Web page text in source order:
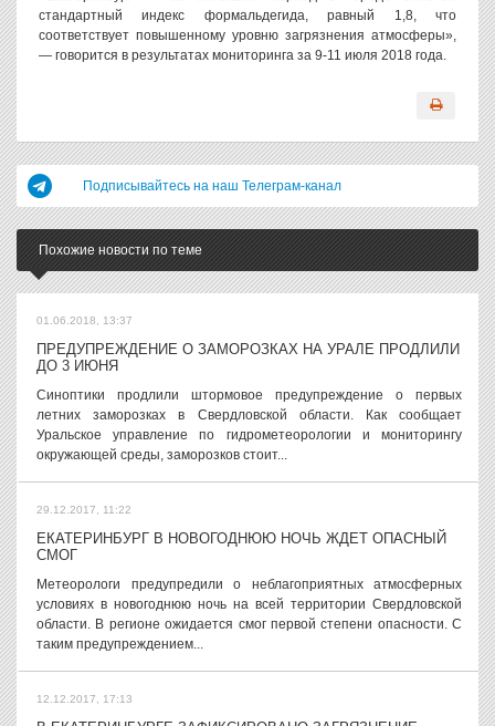
стандартный индекс формальдегида, равный 1,8, что
соответствует повышенному уровню загрязнения атмосферы»,
— говорится в результатах мониторинга за 9-11 июля 2018 года.
Подписывайтесь на наш Телеграм-канал
Похожие новости по теме
01.06.2018, 13:37
ПРЕДУПРЕЖДЕНИЕ О ЗАМОРОЗКАХ НА УРАЛЕ ПРОДЛИЛИ
ДО 3 ИЮНЯ
Синоптики продлили штормовое предупреждение о первых
летних заморозках в Свердловской области. Как сообщает
Уральское управление по гидрометеорологии и мониторингу
окружающей среды, заморозков стоит...
29.12.2017, 11:22
ЕКАТЕРИНБУРГ В НОВОГОДНЮЮ НОЧЬ ЖДЕТ ОПАСНЫЙ
СМОГ
Метеорологи предупредили о неблагоприятных атмосферных
условиях в новогоднюю ночь на всей территории Свердловской
области. В регионе ожидается смог первой степени опасности. С
таким предупреждением...
12.12.2017, 17:13